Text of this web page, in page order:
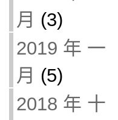
月 (3)
2019 年 一
月 (5)
2018 年 十